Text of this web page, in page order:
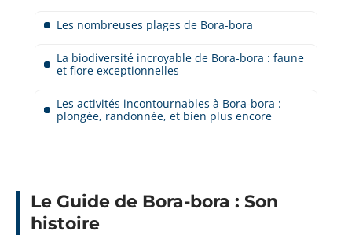
Les nombreuses plages de Bora-bora
La biodiversité incroyable de Bora-bora : faune
et flore exceptionnelles
Les activités incontournables à Bora-bora :
plongée, randonnée, et bien plus encore
Le Guide de Bora-bora : Son
histoire